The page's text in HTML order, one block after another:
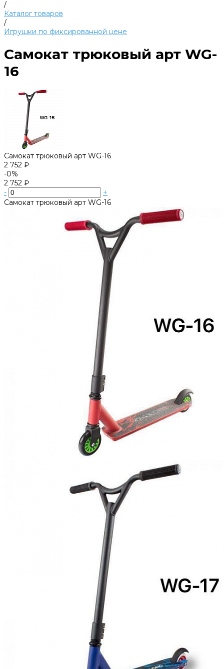
/
Каталог товаров
/
Игрушки по фиксированной цене
Самокат трюковый арт WG-
16
Самокат трюковый арт WG-16
2 752 ₽
-0%
2 752 ₽
-
+
Самокат трюковый арт WG-16